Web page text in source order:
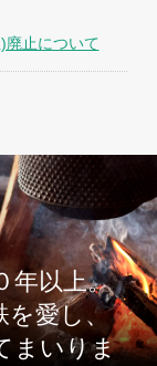
止について
年以上。
を愛し、
まいりま